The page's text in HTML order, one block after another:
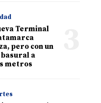
Terminal
pero con un
a
metros